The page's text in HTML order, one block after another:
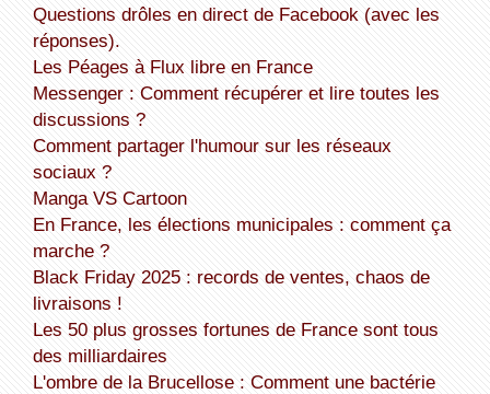
Questions drôles en direct de Facebook (avec les
réponses).
Les Péages à Flux libre en France
Messenger : Comment récupérer et lire toutes les
discussions ?
Comment partager l'humour sur les réseaux
sociaux ?
Manga VS Cartoon
En France, les élections municipales : comment ça
marche ?
Black Friday 2025 : records de ventes, chaos de
livraisons !
Les 50 plus grosses fortunes de France sont tous
des milliardaires
L'ombre de la Brucellose : Comment une bactérie